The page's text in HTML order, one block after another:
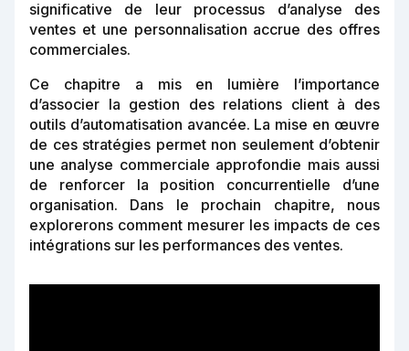
significative de leur processus d’analyse des
ventes et une personnalisation accrue des offres
commerciales.
Ce chapitre a mis en lumière l’importance
d’associer la gestion des relations client à des
outils d’automatisation avancée. La mise en œuvre
de ces stratégies permet non seulement d’obtenir
une analyse commerciale approfondie mais aussi
de renforcer la position concurrentielle d’une
organisation. Dans le prochain chapitre, nous
explorerons comment mesurer les impacts de ces
intégrations sur les performances des ventes.